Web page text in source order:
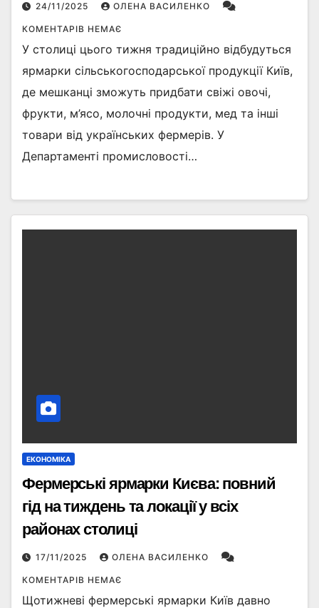
24/11/2025 ОЛЕНА ВАСИЛЕНКО
КОМЕНТАРІВ НЕМАЄ
У столиці цього тижня традиційно відбудуться
ярмарки сільськогосподарської продукції Київ,
де мешканці зможуть придбати свіжі овочі,
фрукти, м’ясо, молочні продукти, мед та інші
товари від українських фермерів. У
Департаменті промисловості…
ЕКОНОМІКА
Фермерські ярмарки Києва: повний
гід на тиждень та локації у всіх
районах столиці
17/11/2025 ОЛЕНА ВАСИЛЕНКО
КОМЕНТАРІВ НЕМАЄ
Щотижневі фермерські ярмарки Київ давно